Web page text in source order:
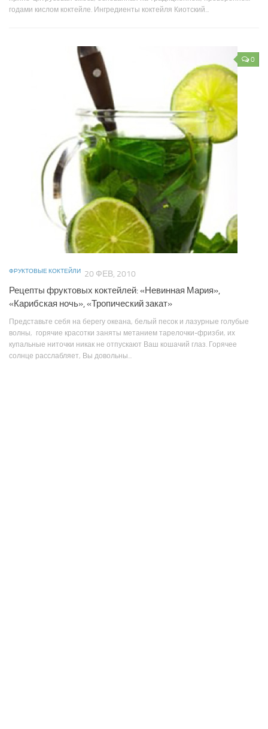
годами кислом коктейле. Ингредиенты коктейля Киотский...
0
ФРУКТОВЫЕ КОКТЕЙЛИ 20 ФЕВ, 2010
Рецепты фруктовых коктейлей: «Невинная Мария»,
«Карибская ночь», «Тропический закат»
Представьте себя на берегу океана, белый песок и лазурные голубые
волны, горячие красотки заняты метанием тарелочки-фризби, их
купальные ниточки никак не отпускают Ваш кошачий глаз. Горячее
солнце расслабляет, Вы довольны...